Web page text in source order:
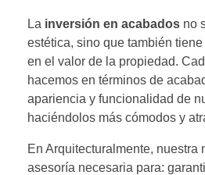
La inversión en acabados no
estética, sino que también
en el valor de la propiedad.
hacemos en términos de
apariencia y funcionalidad de
haciéndolos más cómodos y
En Arquitecturalmente, nuestra
asesoría necesaria para: